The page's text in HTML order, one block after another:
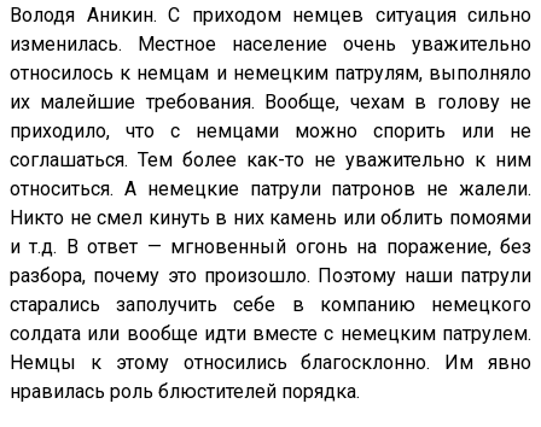
Володя Аникин. С приходом немцев ситуация сильно
изменилась. Местное население очень уважительно
относилось к немцам и немецким патрулям, выполняло
их малейшие требования. Вообще, чехам в голову не
приходило, что с немцами можно спорить или не
соглашаться. Тем более как-то не уважительно к ним
относиться. А немецкие патрули патронов не жалели.
Никто не смел кинуть в них камень или облить помоями
и т.д. В ответ — мгновенный огонь на поражение, без
разбора, почему это произошло. Поэтому наши патрули
старались заполучить себе в компанию немецкого
солдата или вообще идти вместе с немецким патрулем.
Немцы к этому относились благосклонно. Им явно
нравилась роль блюстителей порядка.